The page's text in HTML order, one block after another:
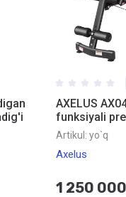
AXELUS
funksiyali
Artikul: yo`q
Axelus
1 250 000